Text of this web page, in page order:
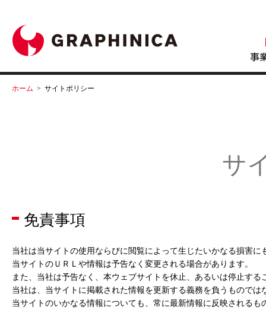
ホーム > サイトポリシー
サ
免責事項
当社は当サイトの使用ならびに閲覧によって生じたいかなる損害に
当サイトのＵＲＬや情報は予告なく変更される場合があります。
また、当社は予告なく、本ウェブサイトを休止、あるいは停止する
当社は、当サイトに掲載された情報を更新する義務を負うもので
当サイトのいかなる情報についても、常に最新情報に反映されるも